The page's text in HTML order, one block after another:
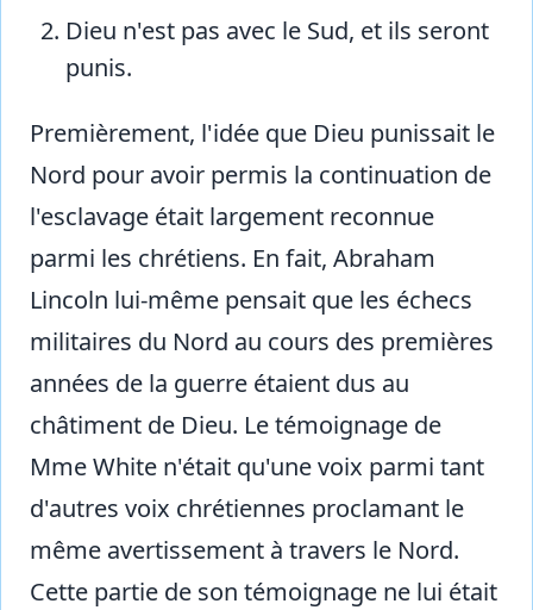
Dieu n'est pas avec le Sud, et ils seront
punis.
Premièrement, l'idée que Dieu punissait le
Nord pour avoir permis la continuation de
l'esclavage était largement reconnue
parmi les chrétiens. En fait, Abraham
Lincoln lui-même pensait que les échecs
militaires du Nord au cours des premières
années de la guerre étaient dus au
châtiment de Dieu. Le témoignage de
Mme White n'était qu'une voix parmi tant
d'autres voix chrétiennes proclamant le
même avertissement à travers le Nord.
Cette partie de son témoignage ne lui était